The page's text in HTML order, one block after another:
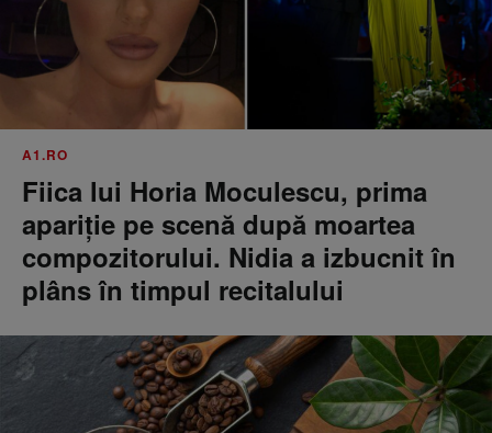
A1.RO
Fiica lui Horia Moculescu, prima
apariție pe scenă după moartea
compozitorului. Nidia a izbucnit în
plâns în timpul recitalului